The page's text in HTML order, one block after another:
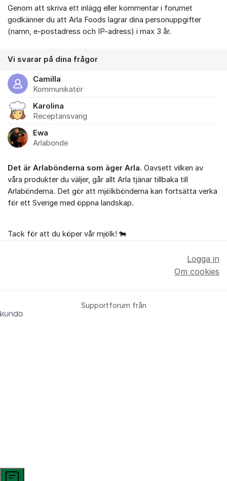
Genom att skriva ett inlägg eller kommentar i forumet
godkänner du att Arla Foods lagrar dina personuppgifter
(namn, e-postadress och IP-adress) i max 3 år.
Vi svarar på dina frågor
Camilla
Kommunikatör
Karolina
Receptansvarig
Ewa
Arlabonde
Det är Arlabönderna som äger Arla. Oavsett vilken av
våra produkter du väljer, går allt Arla tjänar tillbaka till
Arlabönderna. Det gör att mjölkbönderna kan fortsätta verka
för ett Sverige med öppna landskap.
Tack för att du köper vår mjölk! 🐄
Supportforum från
Logga in
Om cookies